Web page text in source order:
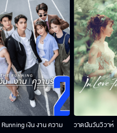
เงิน งาน ความ
วาดฝันวันวิวาห์